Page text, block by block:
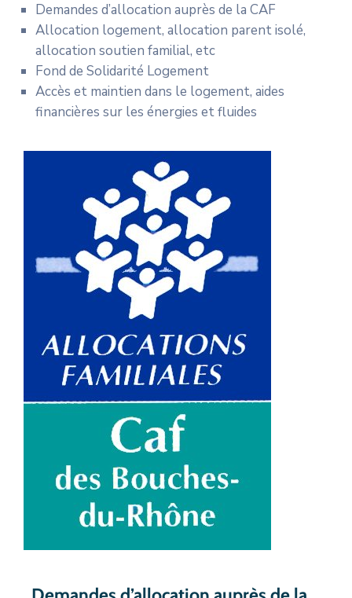
Demandes d’allocation auprès de la CAF
Allocation logement, allocation parent isolé,
allocation soutien familial, etc
Fond de Solidarité Logement
Accès et maintien dans le logement, aides
financières sur les énergies et fluides